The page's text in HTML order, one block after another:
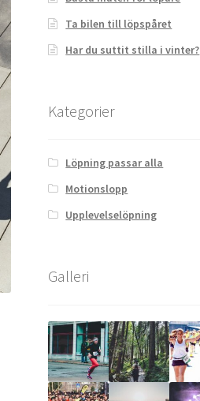
Ta bilen till löpspåret
Har du suttit stilla i vinter?
Kategorier
Löpning passar alla
Motionslopp
Upplevelselöpning
Galleri